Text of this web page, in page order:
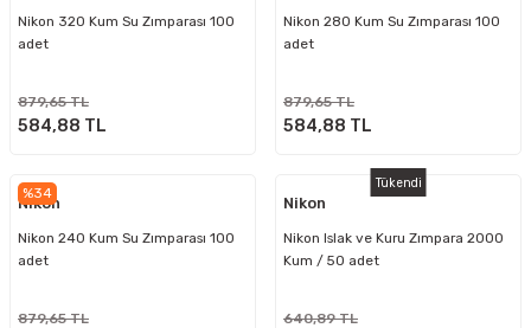
Nikon 320 Kum Su Zımparası 100
adet
879,65 TL
584,88 TL
Nikon 280 Kum Su Zımparası 100
adet
879,65 TL
584,88 TL
%34
Nikon
Nikon 240 Kum Su Zımparası 100
adet
879,65 TL
Tükendi
Nikon
Nikon Islak ve Kuru Zımpara 2000
Kum / 50 adet
640,89 TL